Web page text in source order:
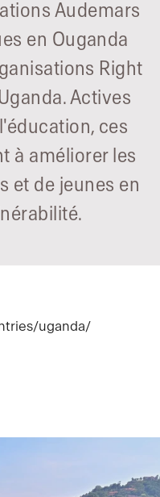
Audemars
en Ouganda
Right
Actives
ces
à améliorer les
et de jeunes en
uganda/